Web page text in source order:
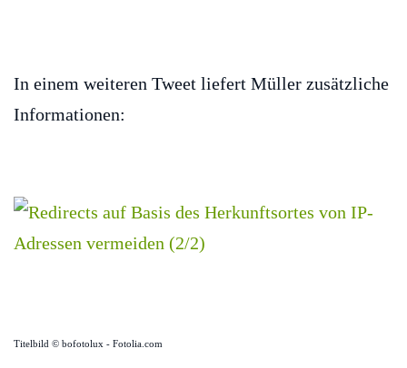
In einem weiteren Tweet liefert Müller zusätzliche
Informationen:
Titelbild © bofotolux - Fotolia.com